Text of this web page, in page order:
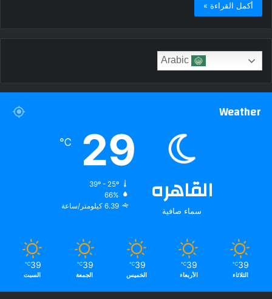
أكمل القراءة »
Weather
القاهره
سماء صافية
29
℃
39º - 25º
66%
6.39 كيلومتر/ساعة
39
℃
الثلاثاء
39
℃
الأربعاء
39
℃
الخميس
39
℃
الجمعة
39
℃
السبت